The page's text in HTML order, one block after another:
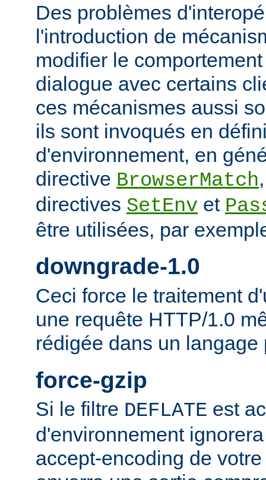
Des problèmes
l'introduction de
modifier le
dialogue avec certains
ces mécanismes aussi
ils sont invoqués en
d'environnement, en
directive BrowserMatch
directives SetEnv et
être utilisées, par
downgrade-1.0
Ceci force le traitement
une requête HTTP/1.0
rédigée dans un langage
force-gzip
Si le filtre DEFLATE est
d'environnement
accept-encoding de